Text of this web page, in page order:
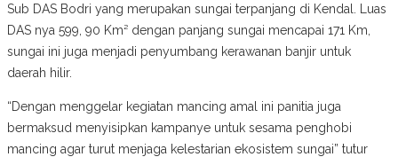
Sub DAS Bodri yang merupakan sungai terpanjang di Kendal. Luas
DAS nya 599, 90 Km² dengan panjang sungai mencapai 171 Km,
sungai ini juga menjadi penyumbang kerawanan banjir untuk
daerah hilir.
“Dengan menggelar kegiatan mancing amal ini panitia juga
bermaksud menyisipkan kampanye untuk sesama penghobi
mancing agar turut menjaga kelestarian ekosistem sungai” tutur